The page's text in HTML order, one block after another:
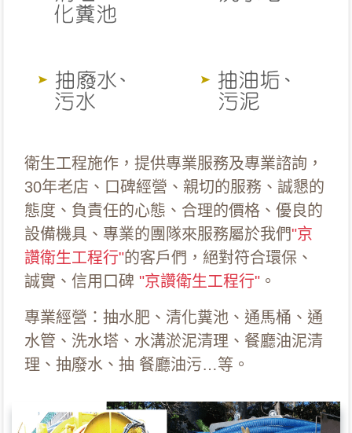
衛生工程施作，提供專業服務及專業諮詢，
30年老店、口碑經營、親切的服務、誠懇的
態度、負責任的心態、合理的價格、優良的
設備機具、專業的團隊來服務屬於我們"京
讚衛生工程行"的客戶們，絕對符合環保、
誠實、信用口碑 "京讚衛生工程行" 。
專業經營：抽水肥、清化糞池、通馬桶、通
水管、洗水塔、水溝淤泥清理、餐廳油泥清
理、抽廢水、抽 餐廳油污…等。